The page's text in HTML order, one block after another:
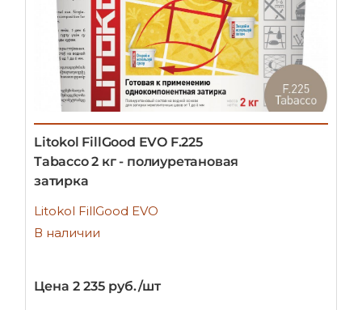
Litokol FillGood EVO F.225
Tabacco 2 кг - полиуретановая
затирка
Litokol FillGood EVO
В наличии
Цена 2 235 руб./шт